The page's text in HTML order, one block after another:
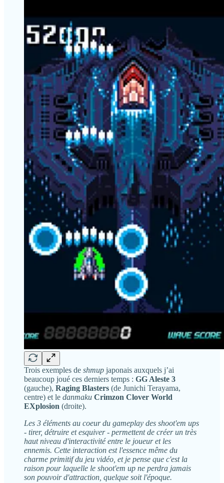
Trois exemples de shmup japonais auxquels j’ai
beaucoup joué ces derniers temps : GG Aleste 3
(gauche), Raging Blasters (de Junichi Terayama,
centre) et le danmaku Crimzon Clover World
EXplosion (droite).
Les 3 éléments au coeur du gameplay des shoot'em ups
- tirer, détruire et esquiver - permettent de créer un très
haut niveau d'interactivité entre le joueur et les
ennemis. Cette interaction est l'essence même du
charme primitif du jeu vidéo, et je pense que c'est la
raison pour laquelle le shoot'em up ne perdra jamais
son pouvoir d'attraction, quelque soit l'époque.